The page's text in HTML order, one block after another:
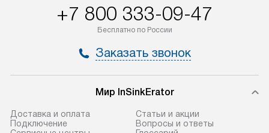
+7 800 333-09-47
Бесплатно по России
Заказать звонок
Мир InSinkErator
Доставка и оплата
Подключение
Статьи и акции
Вопросы и ответы